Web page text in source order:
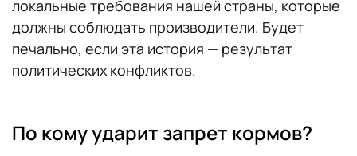
локальные требования нашей страны, которые
должны соблюдать производители. Будет
печально, если эта история — результат
политических конфликтов.
По кому ударит запрет кормов?